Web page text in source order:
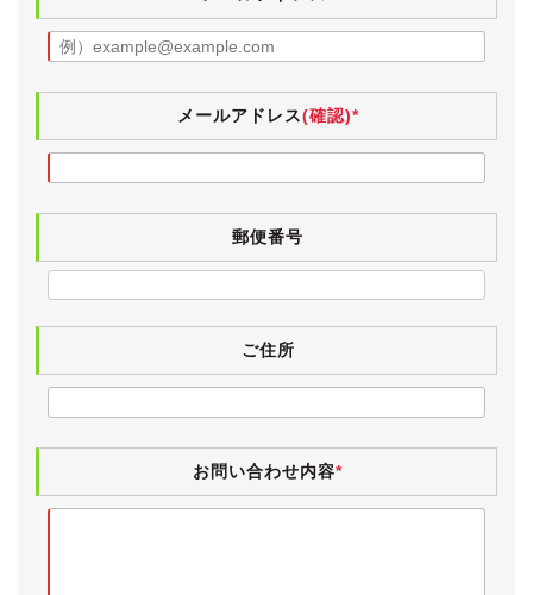
純正18インチアルミホイールも後期になりデザインが変
更されています。
2018年製とまだ新しく、７分山程度残っていますの
で、当分は交換の必要は無さそうです。
《内装》
ブラックを基調とした精悍なインテリアです。
小傷や薄汚れなど、若干の使用感こそございますが、外
装と同様に大変きれいな状態が保たれています。
灰皿やシガーライターはきれいなままで、当然ですがヤ
また、ペット等の嫌な臭いもなく、清潔感のあるインテ
リアです。
運転席側面に２cm程度の切れがございますが、そこま
で気になるものではないと思います。
メールアドレス(確認)*
郵便番号
ご住所
お問い合わせ内容*